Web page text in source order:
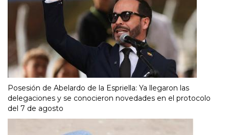
Posesión de Abelardo de la Espriella: Ya llegaron las
delegaciones y se conocieron novedades en el protocolo
del 7 de agosto